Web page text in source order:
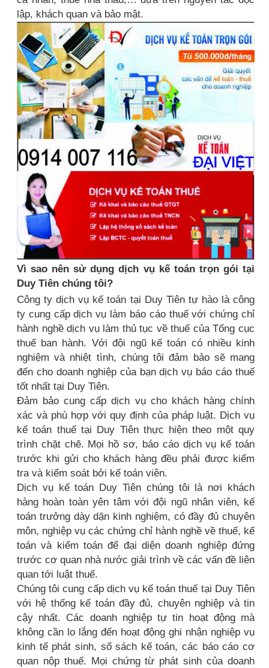
lập, khách quan và bảo mật.
Vì sao nên sử dụng dịch vụ kế toán trọn gói tại
Duy Tiên chúng tôi?
Công ty dịch vụ kế toán tại Duy Tiên tự hào là công
ty cung cấp dịch vụ làm báo cáo thuế với chứng chỉ
hành nghề dịch vụ làm thủ tục về thuế của Tổng cục
thuế ban hành. Với đội ngũ kế toán có nhiều kinh
nghiệm và nhiệt tình, chúng tôi đảm bảo sẽ mang
đến cho doanh nghiệp của bạn dịch vụ báo cáo thuế
tốt nhất tại Duy Tiên.
Đảm bảo cung cấp dịch vụ cho khách hàng chính
xác và phù hợp với quy định của pháp luật. Dịch vụ
kế toán thuế tại Duy Tiên thực hiện theo một quy
trình chặt chẽ. Mọi hồ sơ, báo cáo dịch vụ kế toán
trước khi gửi cho khách hàng đều phải được kiểm
tra và kiểm soát bởi kế toán viên.
Dịch vụ kế toán Duy Tiên chúng tôi là nơi khách
hàng hoàn toàn yên tâm với đội ngũ nhân viên, kế
toán trưởng dày dặn kinh nghiệm, có đầy đủ chuyên
môn, nghiệp vụ các chứng chỉ hành nghề về thuế, kế
toán và kiểm toán để đại diện doanh nghiệp đứng
trước cơ quan nhà nước giải trình về các vấn đề liên
quan tới luật thuế.
Chúng tôi cung cấp dịch vụ kế toán thuế tại Duy Tiên
với hệ thống kế toán đầy đủ, chuyên nghiệp và tin
cậy nhất. Các doanh nghiệp tự tin hoạt động mà
không cần lo lắng đến hoạt động ghi nhận nghiệp vụ
kinh tế phát sinh, sổ sách kế toán, các báo cáo cơ
quan nộp thuế. Mọi chứng từ phát sinh của doanh